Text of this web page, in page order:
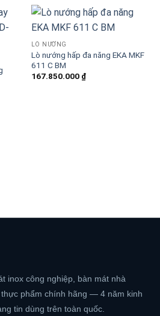
LÒ NƯỚNG
Lò nướng hấp đa năng EKA MKF
611 C BM
167.850.000 ₫
inox công nghiệp, bàn mát nhà
phẩm chính hãng — 4 năm kinh
tin dùng trên toàn quốc.